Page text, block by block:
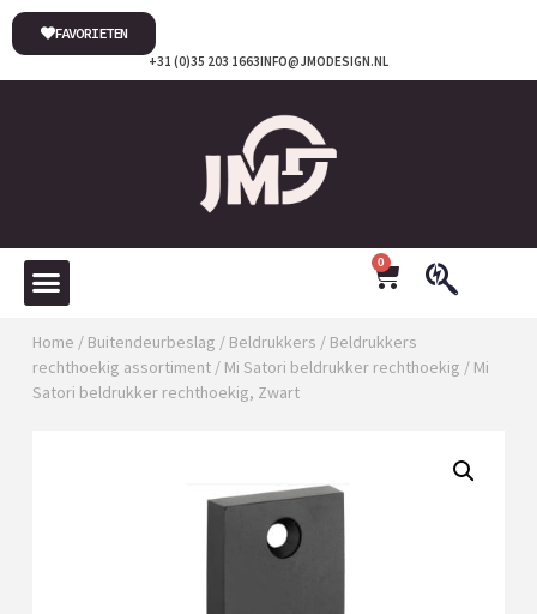
INFO@JMODESIGN.NL
+31 (0)35 203 1663
FAVORIETEN
0
Home / Buitendeurbeslag / Beldrukkers / Beldrukkers
rechthoekig assortiment/ Mi Satori beldrukker rechthoekig / Mi
Satori beldrukker rechthoekig, Zwart